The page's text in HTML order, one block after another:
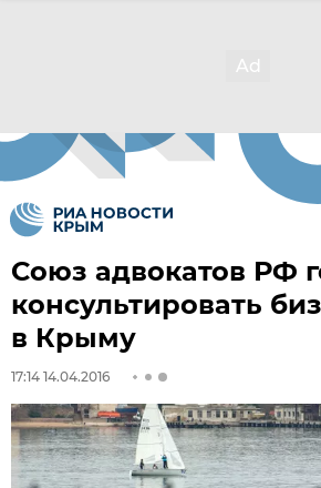
Союз адвокатов РФ
консультировать
в Крыму
17:14 14.04.2016